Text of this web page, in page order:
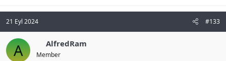
21 Eyl 2024 #133
A AlfredRam
Member